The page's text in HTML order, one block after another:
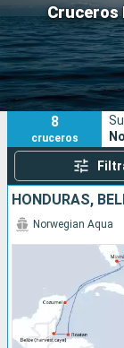
Cruceros
Nuestros
Fecha de
Puertos
8
cruceros
Norwegian Aqua